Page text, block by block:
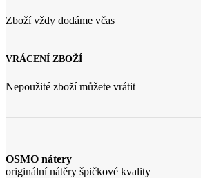
Zboží vždy dodáme včas
VRÁCENÍ ZBOŽÍ
Nepoužité zboží můžete vrátit
OSMO nátery
originální nátěry špičkové kvality